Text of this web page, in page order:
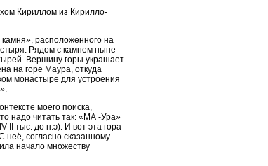
Кириллом из Кирилло-
камня», расположенного на
Рядом с камнем ныне
Вершину горы украшает
на горе Маура, откуда
монастыре для устроения
моего поиска,
надо читать так: «МА -Ура»
II тыс. до н.э). И вот эта гора
неё, согласно сказанному
начало множеству